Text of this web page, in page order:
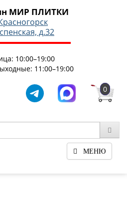
МИР ПЛИТКИ
д.32
10:00–19:00
11:00–19:00
0
МЕНЮ